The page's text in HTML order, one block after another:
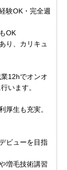
験OK・完全週
OK
り、カリキュ
12hでオンオ
います。
厚生も充実。
ビューを目指
増毛技術講習